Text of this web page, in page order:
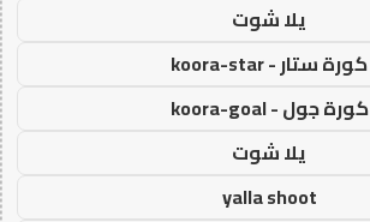
يلا شوت
كورة ستار - koora-star
كورة جول - koora-goal
يلا شوت
yalla shoot